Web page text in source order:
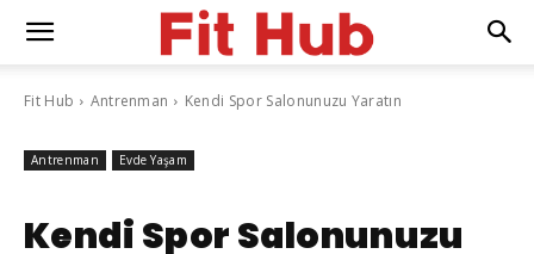
Fit Hub Antrenman Kendi Spor Salonunuzu Yaratın
Antrenman Evde Yaşam
Kendi Spor Salonunuzu